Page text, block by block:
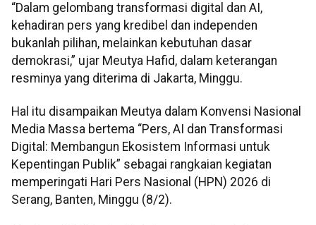
“Dalam gelombang transformasi digital dan AI,
kehadiran pers yang kredibel dan independen
bukanlah pilihan, melainkan kebutuhan dasar
demokrasi,” ujar Meutya Hafid, dalam keterangan
resminya yang diterima di Jakarta, Minggu.
Hal itu disampaikan Meutya dalam Konvensi Nasional
Media Massa bertema “Pers, AI dan Transformasi
Digital: Membangun Ekosistem Informasi untuk
Kepentingan Publik” sebagai rangkaian kegiatan
memperingati Hari Pers Nasional (HPN) 2026 di
Serang, Banten, Minggu (8/2).